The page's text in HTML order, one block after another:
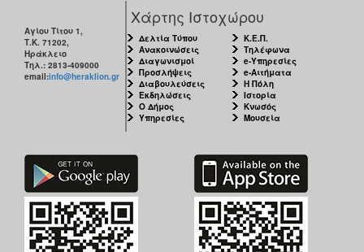
Αγίου Τίτου 1,
Τ.Κ. 71202,
Ηράκλειο
Τηλ.: 2813-409000
email:info@heraklion.gr
Χάρτης Ιστοχώρου
Δελτία Τύπου
Ανακοινώσεις
Διαγωνισμοί
Προσλήψεις
Διαβουλεύσεις
Εκδηλώσεις
Ο Δήμος
Υπηρεσίες
Κ.Ε.Π.
Τηλέφωνα
e-Υπηρεσίες
e-Αιτήματα
Η Πόλη
Ιστορία
Κνωσός
Μουσεία